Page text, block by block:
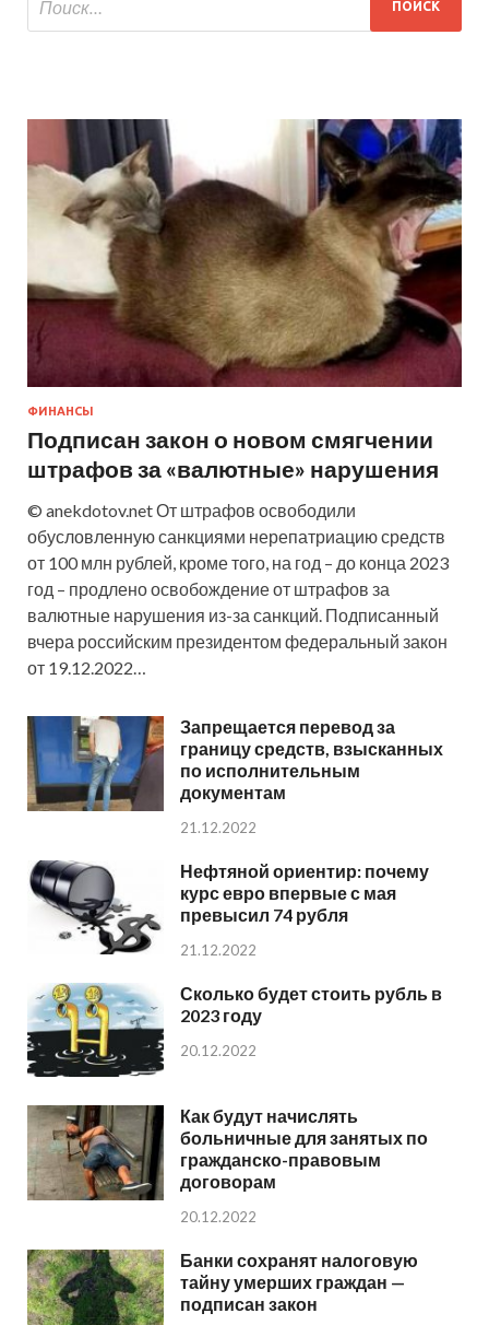
ФИНАНСЫ
Подписан закон о новом смягчении
штрафов за «валютные» нарушения
© anekdotov.net От штрафов освободили
обусловленную санкциями нерепатриацию средств
от 100 млн рублей, кроме того, на год – до конца 2023
год – продлено освобождение от штрафов за
валютные нарушения из-за санкций. Подписанный
вчера российским президентом федеральный закон
от 19.12.2022…
Запрещается перевод за
границу средств, взысканных
по исполнительным
документам
21.12.2022
Нефтяной ориентир: почему
курс евро впервые с мая
превысил 74 рубля
21.12.2022
Сколько будет стоить рубль в
2023 году
20.12.2022
Как будут начислять
больничные для занятых по
гражданско-правовым
договорам
20.12.2022
Банки сохранят налоговую
тайну умерших граждан —
подписан закон